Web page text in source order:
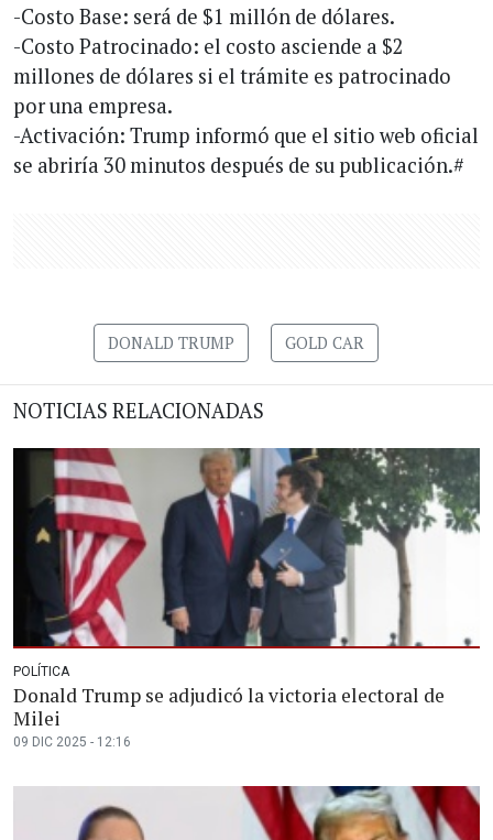
-Costo Base: será de $1 millón de dólares.
-Costo Patrocinado: el costo asciende a $2
millones de dólares si el trámite es patrocinado
por una empresa.
-Activación: Trump informó que el sitio web oficial
se abriría 30 minutos después de su publicación.#
DONALD TRUMP GOLD CAR
NOTICIAS RELACIONADAS
POLÍTICA
Donald Trump se adjudicó la victoria electoral de
Milei
09 DIC 2025 - 12:16